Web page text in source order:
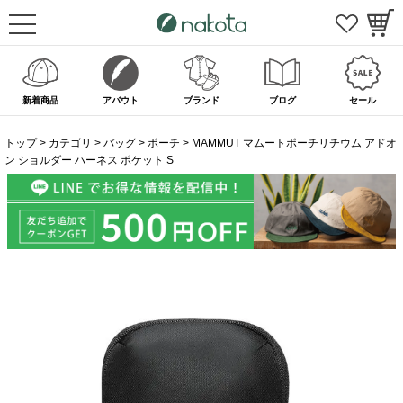
新着商品 アバウト ブランド ブログ セール
トップ カテゴリ バッグ ポーチ
MAMMUT マムートポーチリチウム アドオ
ン ショルダー ハーネス ポケット S